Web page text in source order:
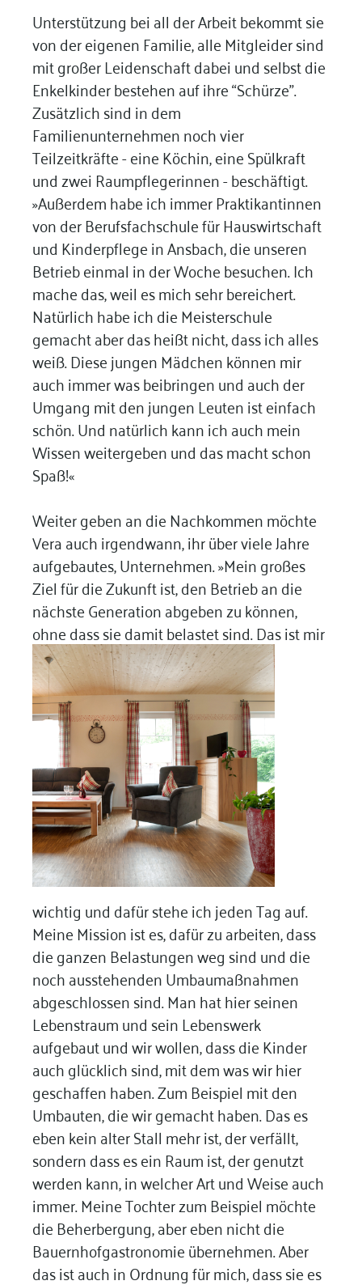
Unterstützung bei all der Arbeit bekommt sie
von der eigenen Familie, alle Mitgleider sind
mit großer Leidenschaft dabei und selbst die
Enkelkinder bestehen auf ihre “Schürze”.
Zusätzlich sind in dem
Familienunternehmen noch vier
Teilzeitkräfte - eine Köchin, eine Spülkraft
und zwei Raumpflegerinnen - beschäftigt.
»Außerdem habe ich immer Praktikantinnen
von der Berufsfachschule für Hauswirtschaft
und Kinderpflege in Ansbach, die unseren
Betrieb einmal in der Woche besuchen. Ich
mache das, weil es mich sehr bereichert.
Natürlich habe ich die Meisterschule
gemacht aber das heißt nicht, dass ich alles
weiß. Diese jungen Mädchen können mir
auch immer was beibringen und auch der
Umgang mit den jungen Leuten ist einfach
schön. Und natürlich kann ich auch mein
Wissen weitergeben und das macht schon
Spaß!«
Weiter geben an die Nachkommen möchte
Vera auch irgendwann, ihr über viele Jahre
aufgebautes, Unternehmen. »Mein großes
Ziel für die Zukunft ist, den Betrieb an die
nächste Generation abgeben zu können,
ohne dass siedamit belastet sind. Das ist mir
wichtig und dafür stehe ich jeden Tag auf.
Meine Mission ist es, dafür zu arbeiten, dass
die ganzen Belastungen weg sind und die
noch ausstehenden Umbaumaßnahmen
abgeschlossen sind. Man hat hier seinen
Lebenstraum und sein Lebenswerk
aufgebaut und wir wollen, dass die Kinder
auch glücklich sind, mit dem was wir hier
geschaffen haben. Zum Beispiel mit den
Umbauten, die wir gemacht haben. Das es
eben kein alter Stall mehr ist, der verfällt,
sondern dass es ein Raum ist, der genutzt
werden kann, in welcher Art und Weise auch
immer. Meine Tochter zum Beispiel möchte
die Beherbergung, aber eben nicht die
Bauernhofgastronomie übernehmen. Aber
das ist auch in Ordnung für mich, dass sie es